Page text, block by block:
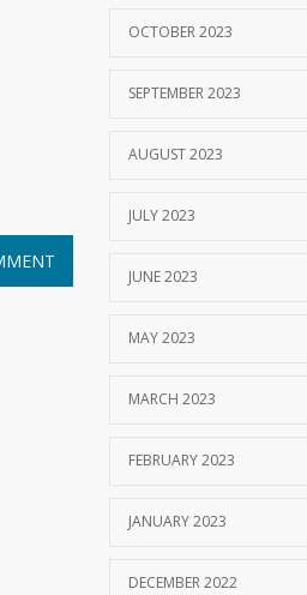
OCTOBER 2023
SEPTEMBER 2023
AUGUST 2023
JULY 2023
JUNE 2023
MAY 2023
MARCH 2023
FEBRUARY 2023
JANUARY 2023
DECEMBER 2022